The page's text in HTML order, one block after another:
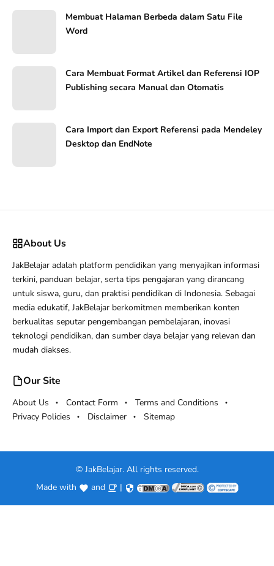
Membuat Halaman Berbeda dalam Satu File
Word
Cara Membuat Format Artikel dan Referensi IOP
Publishing secara Manual dan Otomatis
Cara Import dan Export Referensi pada Mendeley
Desktop dan EndNote
About Us
JakBelajar adalah platform pendidikan yang menyajikan informasi
terkini, panduan belajar, serta tips pengajaran yang dirancang
untuk siswa, guru, dan praktisi pendidikan di Indonesia. Sebagai
media edukatif, JakBelajar berkomitmen memberikan konten
berkualitas seputar pengembangan pembelajaran, inovasi
teknologi pendidikan, dan sumber daya belajar yang relevan dan
mudah diakses.
Our Site
About Us Contact Form
Terms and Conditions
Privacy Policies
Disclaimer Sitemap
© JakBelajar. All rights reserved.
Made with
and |